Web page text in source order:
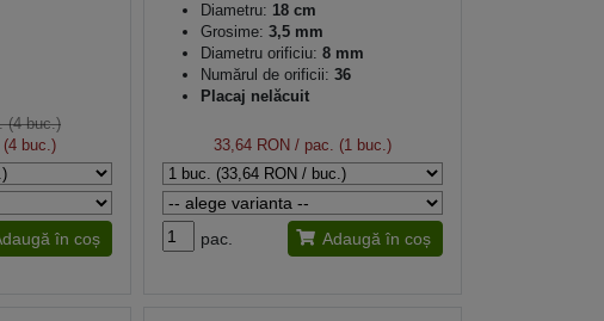
(4 buc.)
buc.)
în coș
Diametru: 18 cm
Grosime: 3,5 mm
Diametru orificiu: 8 mm
Numărul de orificii: 36
Placaj nelăcuit
33,64 RON / pac. (1 buc.)
pac. Adaugă în coș